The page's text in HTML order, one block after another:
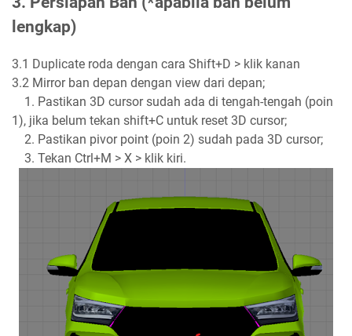
lengkap)
3.1 Duplicate roda dengan cara Shift+D > klik kanan
3.2 Mirror ban depan dengan view dari depan;
1. Pastikan 3D cursor sudah ada di tengah-tengah (poin
1), jika belum tekan shift+C untuk reset 3D cursor;
2. Pastikan pivor point (poin 2) sudah pada 3D cursor;
3. Tekan Ctrl+M > X > klik kiri.